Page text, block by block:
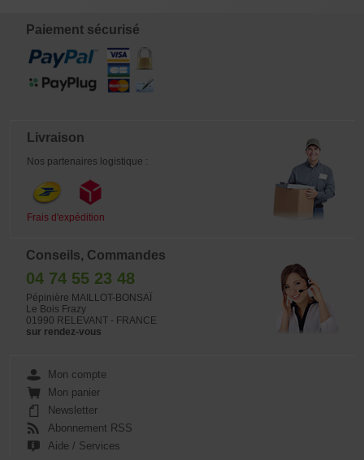
Paiement sécurisé
Livraison
Nos partenaires logistique :
Frais d'expédition
Conseils, Commandes
04 74 55 23 48
Pépinière MAILLOT-BONSAÏ
Le Bois Frazy
01990 RELEVANT - FRANCE
sur rendez-vous
Mon compte
Mon panier
Newsletter
Abonnement RSS
Aide / Services